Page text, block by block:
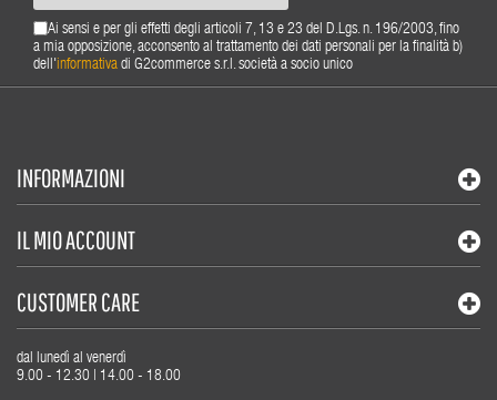
Ai sensi e per gli effetti degli articoli 7, 13 e 23 del D.Lgs. n. 196/2003, fino
a mia opposizione, acconsento al trattamento dei dati personali per la finalità b)
dell'informativa di G2commerce s.r.l. società a socio unico
INFORMAZIONI
IL MIO ACCOUNT
CUSTOMER CARE
dal lunedì al venerdì
9.00 - 12.30 | 14.00 - 18.00